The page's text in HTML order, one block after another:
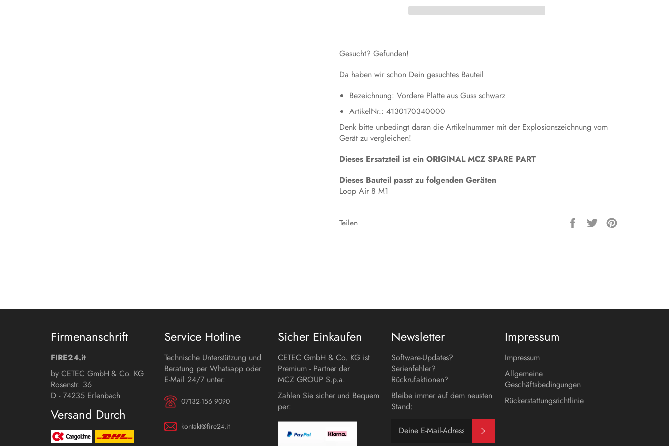
Gesucht? Gefunden!
Da haben wir schon Dein gesuchtes Bauteil
Bezeichnung: Vordere Platte aus Guss schwarz
ArtikelNr.: 4130170340000
Denk bitte unbedingt daran die Artikelnummer mit der Explosionszeichnung vom
Gerät zu vergleichen!
Dieses Ersatzteil ist ein ORIGINAL MCZ SPARE PART
Dieses Bauteil passt zu folgenden Geräten
Loop Air 8 M1
Teilen
Auf
Auf
Firmenanschrift
FIRE24.it
by CETEC GmbH & Co. KG
Rosenstr. 36
D - 74235 Erlenbach
Versand Durch
Service Hotline
Technische Unterstützung und
Beratung per Whatsapp oder
E-Mail 24/7 unter:
07132-156 9090
kontakt@fire24.it
Sicher Einkaufen
CETEC GmbH & Co. KG ist
Premium - Partner der
MCZ GROUP S.p.a.
Zahlen Sie sicher und Bequem
per:
Newsletter
Software-Updates?
Serienfehler?
Rückrufaktionen?
Bleibe immer auf dem neusten
Stand:
Impressum
Impressum
Allgemeine
Geschäftsbedingungen
Rückerstattungsrichtlinie